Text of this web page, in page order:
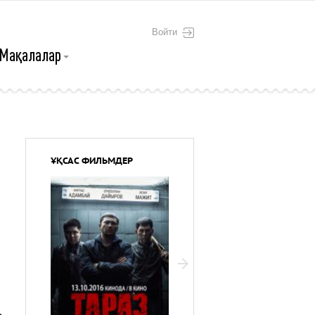
Войти
Мақалалар
ҰҚСАС ФИЛЬМДЕР